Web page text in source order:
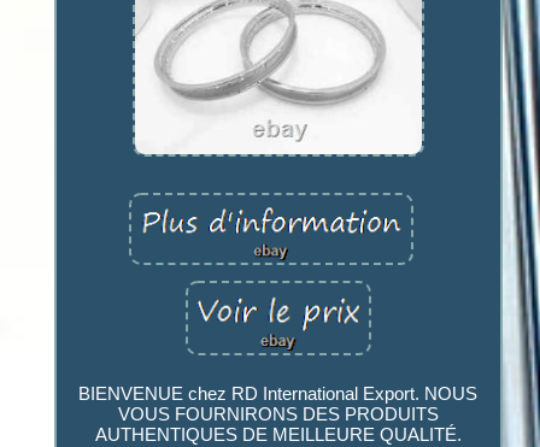
BIENVENUE chez RD International Export. NOUS
VOUS FOURNIRONS DES PRODUITS
AUTHENTIQUES DE MEILLEURE QUALITÉ.